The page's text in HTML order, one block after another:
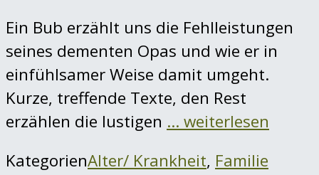
Ein Bub erzählt uns die Fehlleistungen
seines dementen Opas und wie er in
einfühlsamer Weise damit umgeht.
Kurze, treffende Texte, den Rest
erzählen die lustigen … weiterlesen
KategorienAlter/ Krankheit, Familie